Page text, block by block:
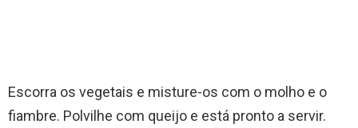
Escorra os vegetais e misture-os com o molho e o
fiambre. Polvilhe com queijo e está pronto a servir.